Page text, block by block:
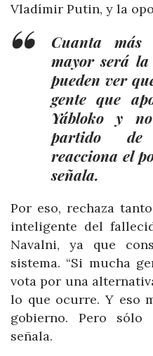
Vladímir Putin, y la
Cuanta más
mayor será
pueden ver
gente que
Yábloko y
partido de
reacciona el
señala.
Por eso, rechaza
inteligente del
Navalni, ya que
sistema. “Si mucha
vota por una
lo que ocurre. Y eso
gobierno. Pero sólo
señala.